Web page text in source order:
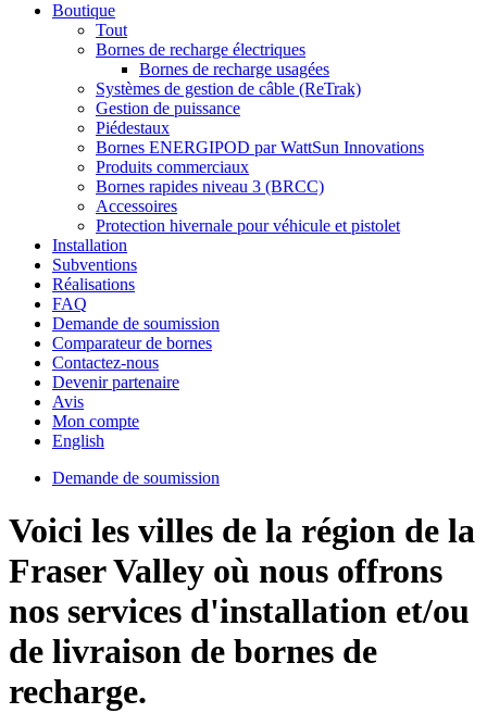
Boutique
Tout
Bornes de recharge électriques
Bornes de recharge usagées
Systèmes de gestion de câble (ReTrak)
Gestion de puissance
Piédestaux
Bornes ENERGIPOD par WattSun Innovations
Produits commerciaux
Bornes rapides niveau 3 (BRCC)
Accessoires
Protection hivernale pour véhicule et pistolet
Installation
Subventions
Réalisations
FAQ
Demande de soumission
Comparateur de bornes
Contactez-nous
Devenir partenaire
Avis
Mon compte
English
Demande de soumission
Voici les villes de la région de la
Fraser Valley où nous offrons
nos services d'installation et/ou
de livraison de bornes de
recharge.